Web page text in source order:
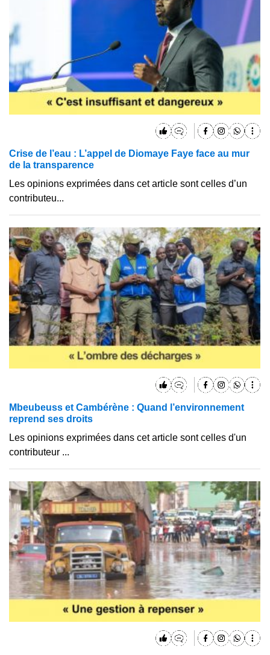
Crise de l’eau : L’appel de Diomaye Faye face au mur
de la transparence
Les opinions exprimées dans cet article sont celles d’un
contributeu...
Mbeubeuss et Cambérène : Quand l’environnement
reprend ses droits
Les opinions exprimées dans cet article sont celles d'un
contributeur ...